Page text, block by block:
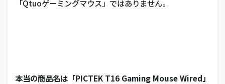
「Qtuoゲーミングマウス」ではありません。
本当の商品名は「PICTEK T16 Gaming Mouse Wired」